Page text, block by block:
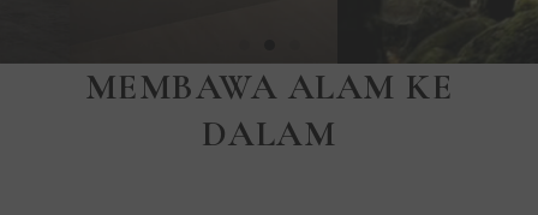
KEDING |Ramah
MEMBAWA ALAM KE
DALAM